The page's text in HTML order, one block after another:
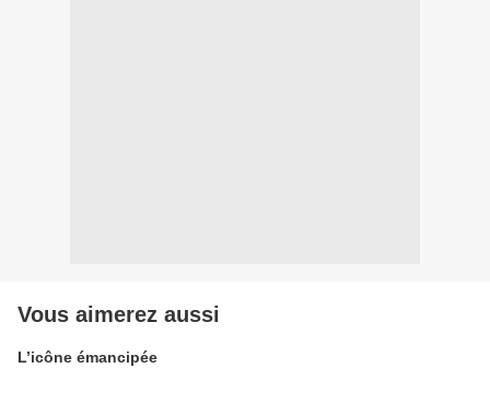
Vous aimerez aussi
L’icône émancipée